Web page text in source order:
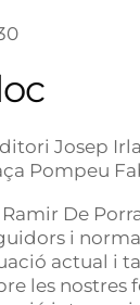
Josep Irla
Pompeu
Ramir De
i
actual i
les nostres